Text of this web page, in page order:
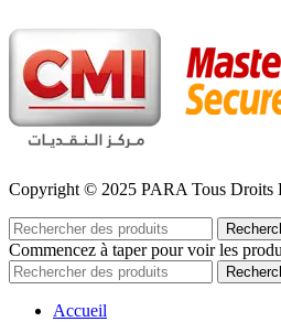
Copyright © 2025 PARA Tous Droits
Commencez à taper pour voir les
Accueil